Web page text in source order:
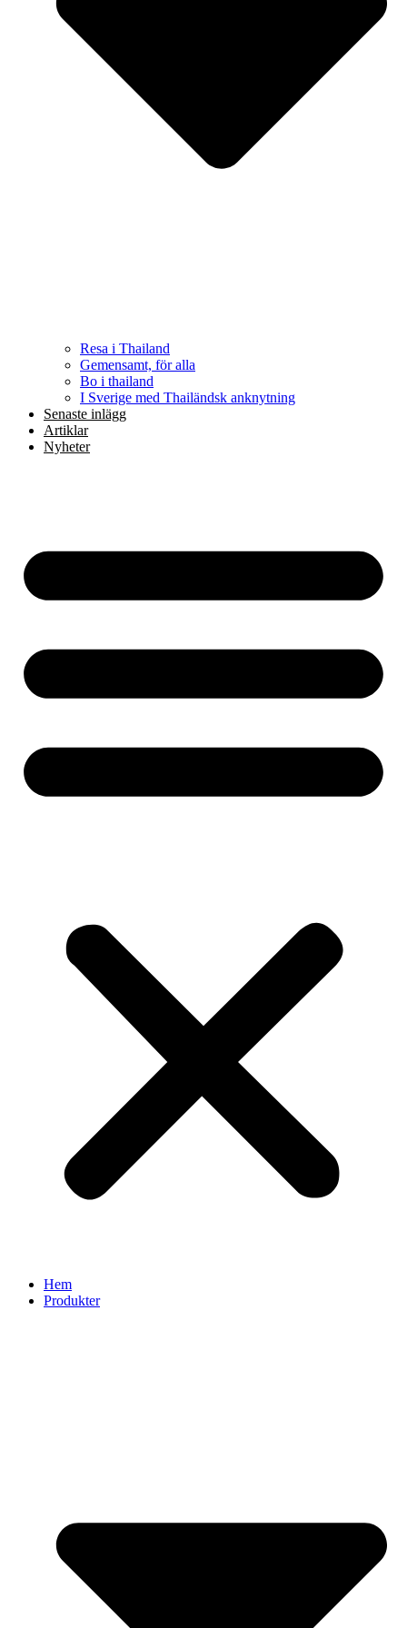
Resa i Thailand
Gemensamt, för alla
Bo i thailand
I Sverige med Thailändsk anknytning
Senaste inlägg
Artiklar
Nyheter
Hem
Produkter